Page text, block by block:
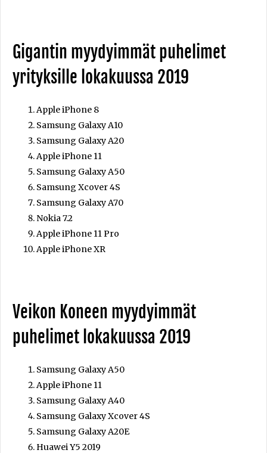
Gigantin myydyimmät puhelimet
yrityksille lokakuussa 2019
Apple iPhone 8
Samsung Galaxy A10
Samsung Galaxy A20
Apple iPhone 11
Samsung Galaxy A50
Samsung Xcover 4S
Samsung Galaxy A70
Nokia 7.2
Apple iPhone 11 Pro
Apple iPhone XR
Veikon Koneen myydyimmät
puhelimet lokakuussa 2019
Samsung Galaxy A50
Apple iPhone 11
Samsung Galaxy A40
Samsung Galaxy Xcover 4S
Samsung Galaxy A20E
Huawei Y5 2019